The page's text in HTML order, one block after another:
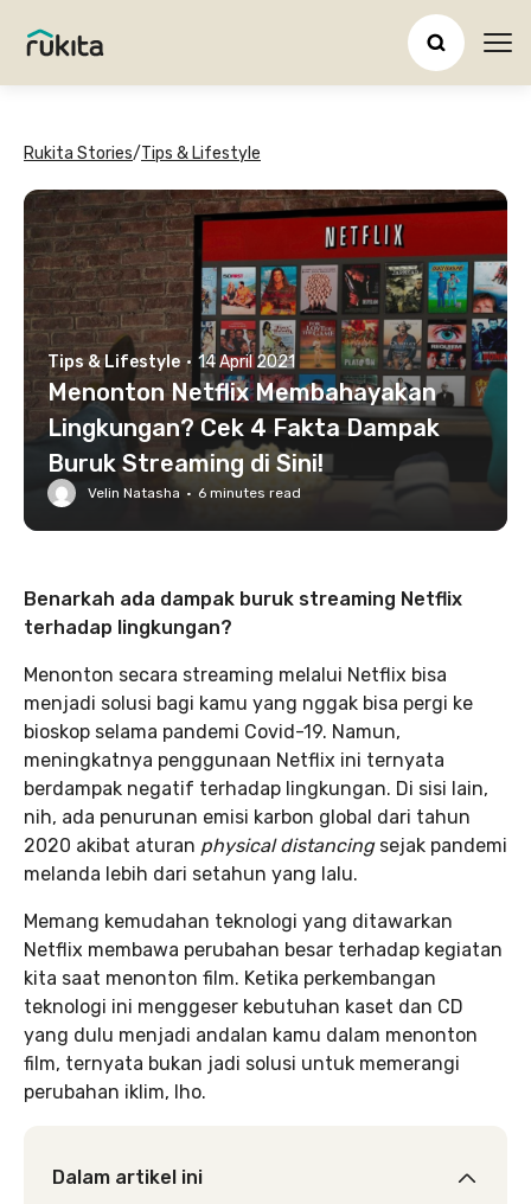
Rukita Stories/Tips & Lifestyle
Tips & Lifestyle · 14 April 2021
Menonton Netflix Membahayakan
Lingkungan? Cek 4 Fakta Dampak
Buruk Streaming di Sini!
Velin Natasha · 6 minutes read
Benarkah ada dampak buruk streaming Netflix
terhadap lingkungan?
Menonton secara streaming melalui Netflix bisa
menjadi solusi bagi kamu yang nggak bisa pergi ke
bioskop selama pandemi Covid-19. Namun,
meningkatnya penggunaan Netflix ini ternyata
berdampak negatif terhadap lingkungan. Di sisi lain,
nih, ada penurunan emisi karbon global dari tahun
2020 akibat aturan physical distancing sejak pandemi
melanda lebih dari setahun yang lalu.
Memang kemudahan teknologi yang ditawarkan
Netflix membawa perubahan besar terhadap kegiatan
kita saat menonton film. Ketika perkembangan
teknologi ini menggeser kebutuhan kaset dan CD
yang dulu menjadi andalan kamu dalam menonton
film, ternyata bukan jadi solusi untuk memerangi
perubahan iklim, lho.
Dalam artikel ini